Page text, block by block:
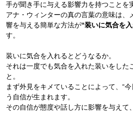
手が聞き手に与える影響力を持つことを
アナ・ウィンターの真の言葉の意味は、
響を与える簡単な方法が“装いに気合を
す。
装いに気合を入れるとどうなるか。
それは一度でも気合を入れた装いをした
と。
まず外見をキメていることによって、“
う自信が生まれます。
その自信が態度や話し方に影響を与えて